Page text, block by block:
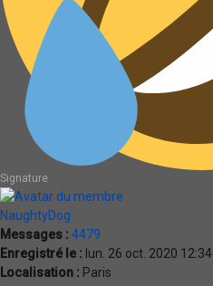
Signature
NaughtyDog
Messages : 4479
Enregistré le : lun. 26 oct. 2020 12:34
Localisation : Paris